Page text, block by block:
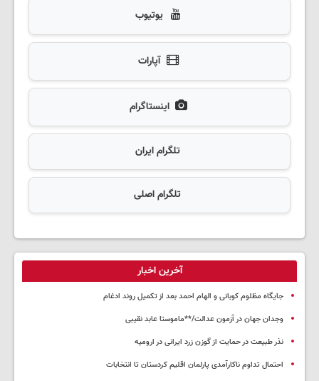
یوتیوب
آپارات
اینستاگرام
تلگرام ایران
تلگرام اصلی
آخرین اخبار
جایگاه مظلوم کوبانی و الهام احمد بعد از تکمیل روند ادغام
وجدان جهان در آزمون عدالت/**ماموستا عابد نقیبی
نذر طبیعت در حمایت از گوزن زرد ایرانی در ارومیه
احتمال تداوم ناکارآمدی پارلمان اقلیم کردستان تا انتخابات